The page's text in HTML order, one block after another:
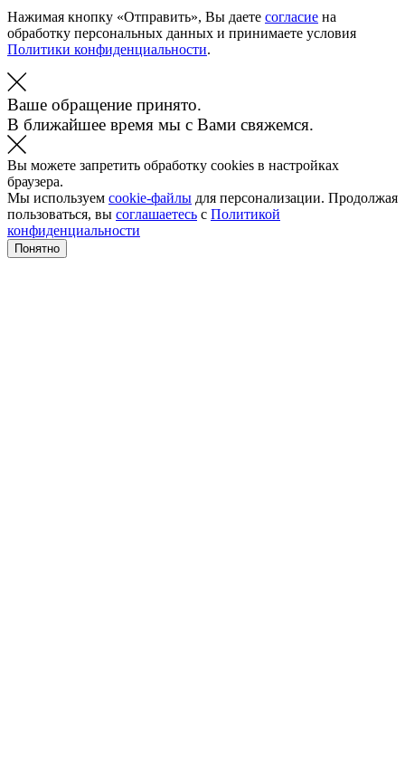
Нажимая кнопку «Отправить», Вы даете согласие на
обработку персональных данных и принимаете условия
Политики конфиденциальности.
Ваше обращение принято.
В ближайшее время мы с Вами свяжемся.
Вы можете запретить обработку cookies в настройках
браузера.
Мы используем cookie-файлы для персонализации. Продолжая
пользоваться, вы соглашаетесь с Политикой
конфиденциальности
Понятно